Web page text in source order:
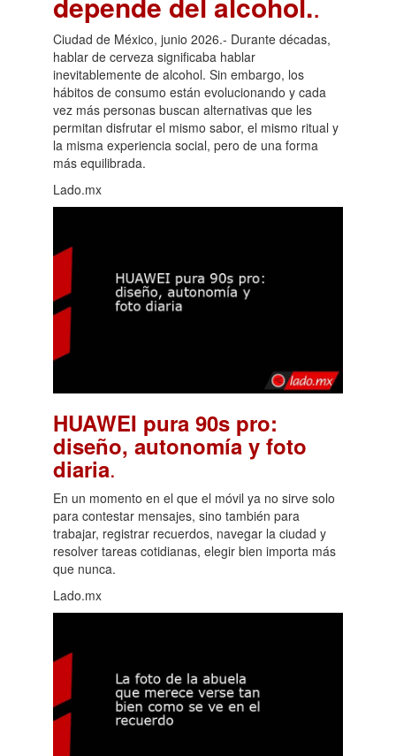
Ciudad de México, junio 2026.- Durante décadas,
hablar de cerveza significaba hablar
inevitablemente de alcohol. Sin embargo, los
hábitos de consumo están evolucionando y cada
vez más personas buscan alternativas que les
permitan disfrutar el mismo sabor, el mismo ritual y
la misma experiencia social, pero de una forma
más equilibrada.
Lado.mx
HUAWEI pura 90s pro:
diseño, autonomía y foto
diaria.
En un momento en el que el móvil ya no sirve solo
para contestar mensajes, sino también para
trabajar, registrar recuerdos, navegar la ciudad y
resolver tareas cotidianas, elegir bien importa más
que nunca.
Lado.mx